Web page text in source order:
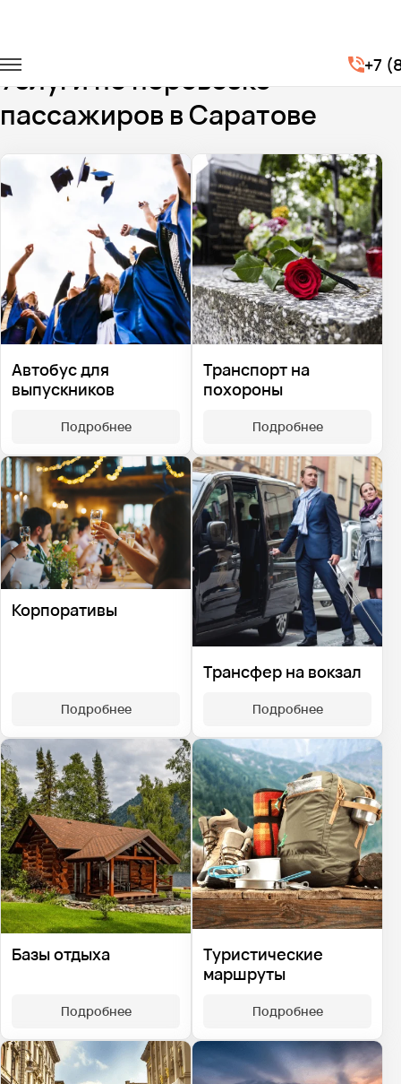
+7
Услуги по перевозке
пассажиров в Саратове
Автобус для
выпускников
Подробнее
Транспорт на
похороны
Подробнее
Корпоративы
Подробнее
Трансфер на вокзал
Подробнее
Базы отдыха
Подробнее
Туристические
маршруты
Подробнее